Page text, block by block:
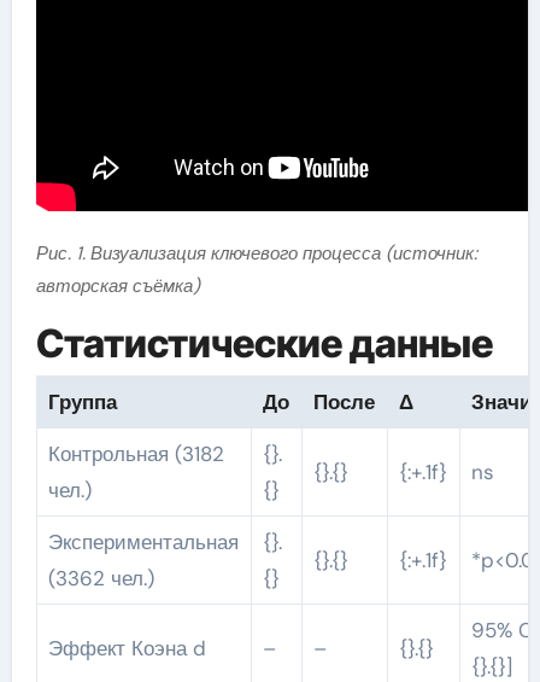
Рис. 1. Визуализация ключевого процесса (источник:
авторская съёмка)
Статистические данные
Группа До После Δ
Контрольная (3182
чел.)
{}.
{}
{}.{} {:+.1f} ns
Экспериментальная
(3362 чел.)
{}.
{}
{}.{} {:+.1f}
Эффект Коэна d – – {}.{}
95%
{}.{}]